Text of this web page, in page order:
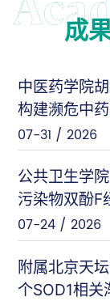
成
中医药学院
构建濒危中
07-31 / 2026
公共卫生学
污染物双酚F
对话的新机制
07-24 / 2026
附属北京天
个SOD1相关
曲显俊等（
07-28 / 2026
07-17 / 2026
王刚等（安
07-10 / 2026